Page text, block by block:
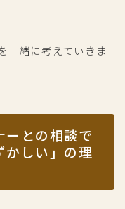
一緒に考えていきま
ーとの相談で
かしい」の理